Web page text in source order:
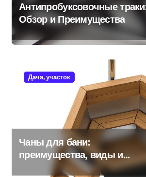
Антипробуксовочные
Обзор и Преимущества
Дача, участок
Чаны для бани:
преимущества, виды и
особенности